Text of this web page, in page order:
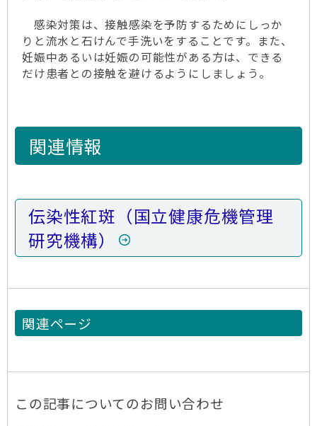
感染対策は、接触感染を予防するためにしっか
りと流水と石けんで手洗いをすることです。また、
妊娠中あるいは妊娠の可能性がある方は、できる
だけ患者との接触を避けるようにしましょう。
関連情報
伝染性紅斑（国立健康危機管理
研究機構）
関連ページ
この記事についてのお問い合わせ